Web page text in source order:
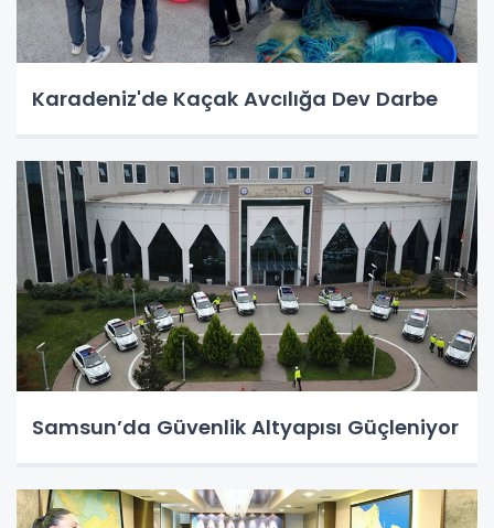
Karadeniz'de Kaçak Avcılığa Dev Darbe
Samsun’da Güvenlik Altyapısı Güçleniyor